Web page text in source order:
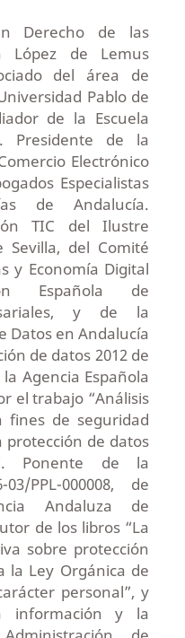
Derecho de las
López de Lemus
del área de
Pablo de
de la Escuela
Presidente de la
Electrónico
Especialistas
de Andalucía.
TIC del Ilustre
Sevilla, del Comité
y Economía Digital
Española de
y de la
Datos en Andalucía
de datos 2012 de
Agencia Española
el trabajo “Análisis
fines de seguridad
protección de datos
Ponente de la
PPL-000008, de
Andaluza de
de los libros “La
sobre protección
la Ley Orgánica de
personal”, y
información y la